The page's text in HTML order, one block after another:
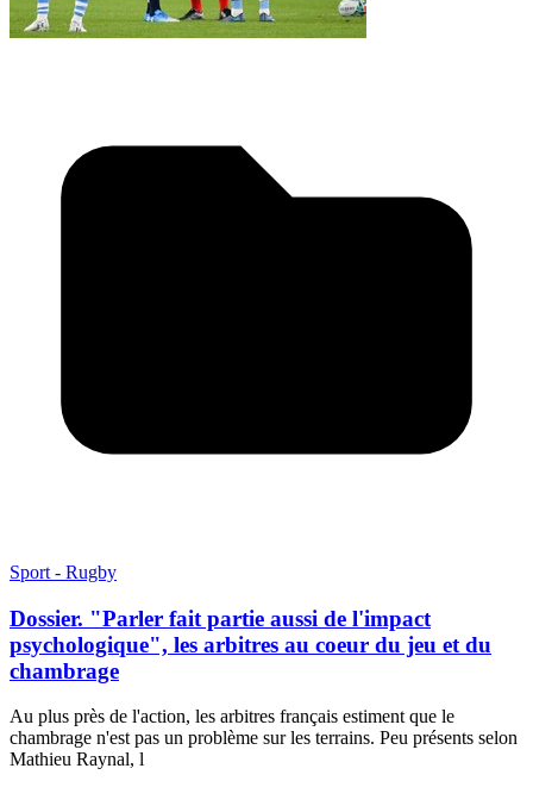
Sport - Rugby
Dossier. "Parler fait partie aussi de l'impact
psychologique", les arbitres au coeur du jeu et du
chambrage
Au plus près de l'action, les arbitres français estiment que le
chambrage n'est pas un problème sur les terrains. Peu présents selon
Mathieu Raynal, l